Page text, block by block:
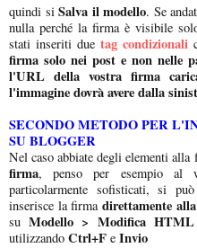
quindi siSalva il modello. Se
nulla perché la firma è visibile
stati inseriti due tag condizionali
firma solo nei post e non nelle
l'URL della vostra firma
l'immagine dovrà avere dalla
SECONDO METODO PER
SU BLOGGER
Nel caso abbiate degli elementi alla
firma, penso per esempio al
particolarmente sofisticati, si
inserisce la firmadirettamente
suModello > Modifica HTML
utilizzando Ctrl+F e Invio